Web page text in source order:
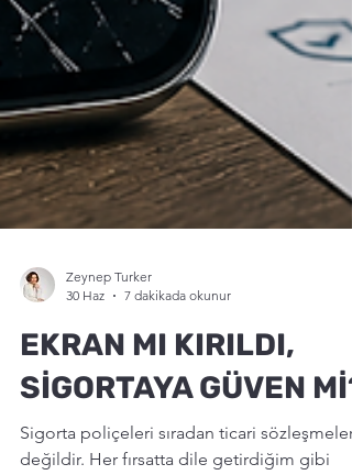
Zeynep Turker
30 Haz
7 dakikada okunur